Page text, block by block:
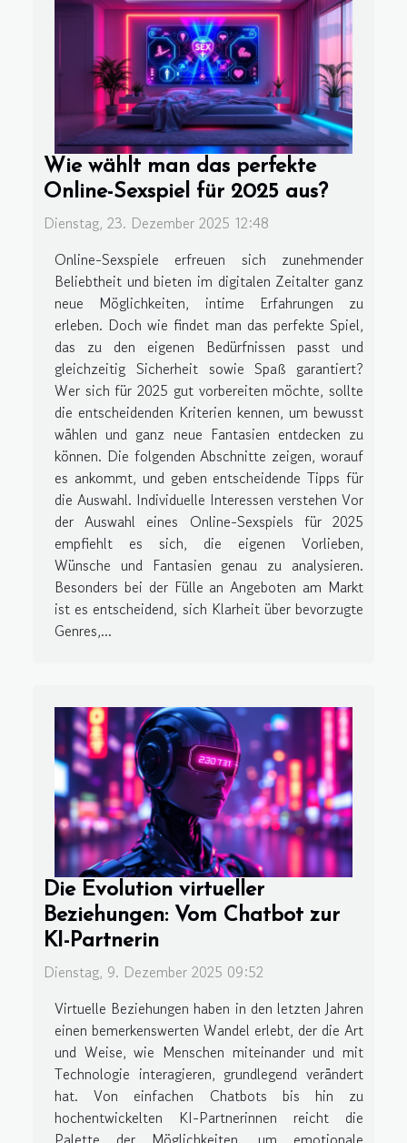
Wie wählt man das perfekte
Online-Sexspiel für 2025 aus?
Dienstag, 23. Dezember 2025 12:48
Online-Sexspiele erfreuen sich zunehmender
Beliebtheit und bieten im digitalen Zeitalter ganz
neue Möglichkeiten, intime Erfahrungen zu
erleben. Doch wie findet man das perfekte Spiel,
das zu den eigenen Bedürfnissen passt und
gleichzeitig Sicherheit sowie Spaß garantiert?
Wer sich für 2025 gut vorbereiten möchte, sollte
die entscheidenden Kriterien kennen, um bewusst
wählen und ganz neue Fantasien entdecken zu
können. Die folgenden Abschnitte zeigen, worauf
es ankommt, und geben entscheidende Tipps für
die Auswahl. Individuelle Interessen verstehen Vor
der Auswahl eines Online-Sexspiels für 2025
empfiehlt es sich, die eigenen Vorlieben,
Wünsche und Fantasien genau zu analysieren.
Besonders bei der Fülle an Angeboten am Markt
ist es entscheidend, sich Klarheit über bevorzugte
Genres,...
Die Evolution virtueller
Beziehungen: Vom Chatbot zur
KI-Partnerin
Dienstag, 9. Dezember 2025 09:52
Virtuelle Beziehungen haben in den letzten Jahren
einen bemerkenswerten Wandel erlebt, der die Art
und Weise, wie Menschen miteinander und mit
Technologie interagieren, grundlegend verändert
hat. Von einfachen Chatbots bis hin zu
hochentwickelten KI-Partnerinnen reicht die